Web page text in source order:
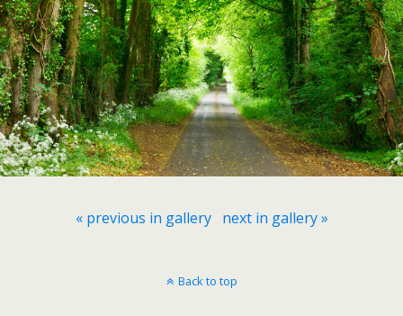
« previous in gallery next in gallery »
Back to top